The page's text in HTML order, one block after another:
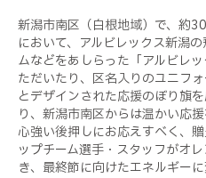
新潟市南区（白根地域）で、約
において、アルビレックス新潟
ムなどをあしらった「アルビレ
ただいたり、区名入りのユニフ
とデザインされた応援のぼり旗
り、新潟市南区からは温かい応
心強い後押しにお応えすべく、
ップチーム選手・スタッフがオ
き、最終節に向けたエネルギー